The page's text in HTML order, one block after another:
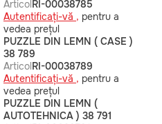
ArticolRI-00038785
Autentificați-vă , pentru a
vedea prețul
PUZZLE DIN LEMN ( CASE )
38 789
ArticolRI-00038789
Autentificați-vă , pentru a
vedea prețul
PUZZLE DIN LEMN (
AUTOTEHNICA ) 38 791